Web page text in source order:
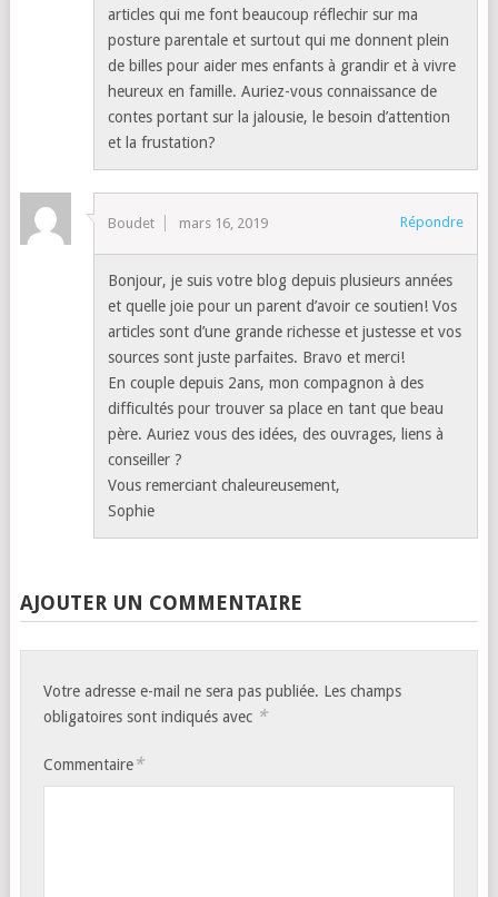
articles qui me font beaucoup réflechir sur ma
posture parentale et surtout qui me donnent plein
de billes pour aider mes enfants à grandir et à vivre
heureux en famille. Auriez-vous connaissance de
contes portant sur la jalousie, le besoin d’attention
et la frustation?
Boudet mars 16, 2019 Répondre
Bonjour, je suis votre blog depuis plusieurs années
et quelle joie pour un parent d’avoir ce soutien! Vos
articles sont d’une grande richesse et justesse et vos
sources sont juste parfaites. Bravo et merci!
En couple depuis 2ans, mon compagnon à des
difficultés pour trouver sa place en tant que beau
père. Auriez vous des idées, des ouvrages, liens à
conseiller ?
Vous remerciant chaleureusement,
Sophie
AJOUTER UN COMMENTAIRE
Votre adresse e-mail ne sera pas publiée. Les champs
obligatoires sont indiqués avec *
Commentaire*